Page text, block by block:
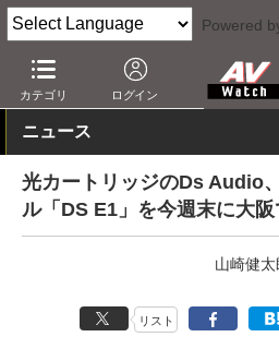
Powered
カテゴリ ログイン
AV Watch 製品 オーディオアクセサ
ニュース
光カートリッジのDs Audio
ル「DS E1」を今週末に大
山崎健太
リスト